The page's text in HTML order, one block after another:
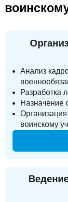
Анализ
Разработка
Назначение
воинскому